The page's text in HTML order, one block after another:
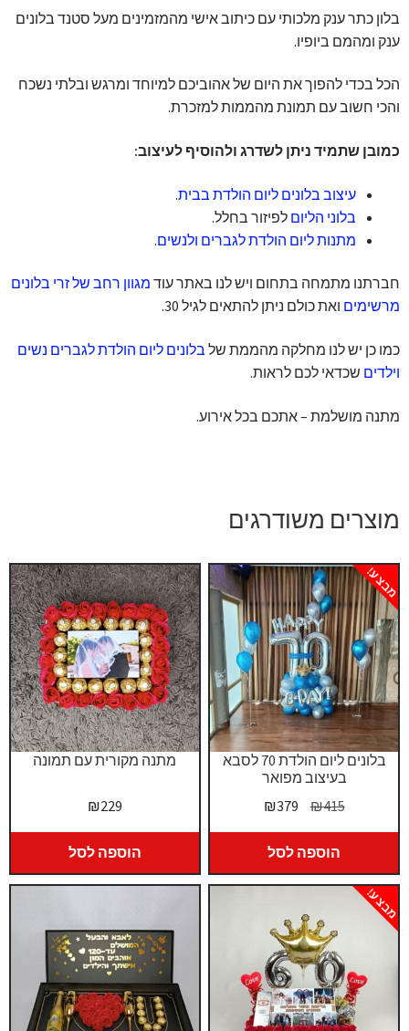
בלון כתר ענק מלכותי עם כיתוב אישי מהמזמינים מעל סטנד בלונים
ענק ומהמם ביופיו.
הכל בכדי להפוך את היום של אהוביכם למיוחד ומרגש ובלתי נשכח
והכי חשוב עם תמונת מהממות למזכרת.
כמובן שתמיד ניתן לשדרג ולהוסיף לעיצוב:
עיצוב בלונים ליום הולדת בבית.
בלוני הליום לפיזור בחלל.
מתנות ליום הולדת לגברים ולנשים.
חברתנו מתמחה בתחום ויש לנו באתר עוד מגוון רחב של זרי בלונים
מרשימים ואת כולם ניתן להתאים לגיל 30.
כמו כן יש לנו מחלקה מהממת של בלונים ליום הולדת לגברים נשים
וילדים שכדאי לכם לראות.
מתנה מושלמת – אתכם בכל אירוע.
מוצרים משודרגים
מתנה מקורית עם תמונה
₪229
הוספה לסל
בלונים ליום הולדת 70 לסבא
בעיצוב מפואר
מבצע!
₪415
המחיר
המקורי
היה:
₪415.
₪379
הנוכחי
₪379.
הוספה לסל
מבצע!